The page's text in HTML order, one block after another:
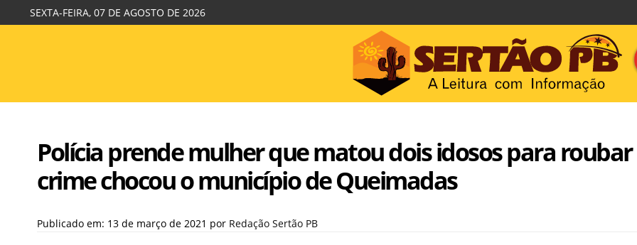
SEXTA-FEIRA, 07 DE AGOSTO DE 2026
Polícia prende mulher que matou dois idosos para roubar
crime chocou o município de Queimadas
Publicado em: 13 de março de 2021 por Redação Sertão PB